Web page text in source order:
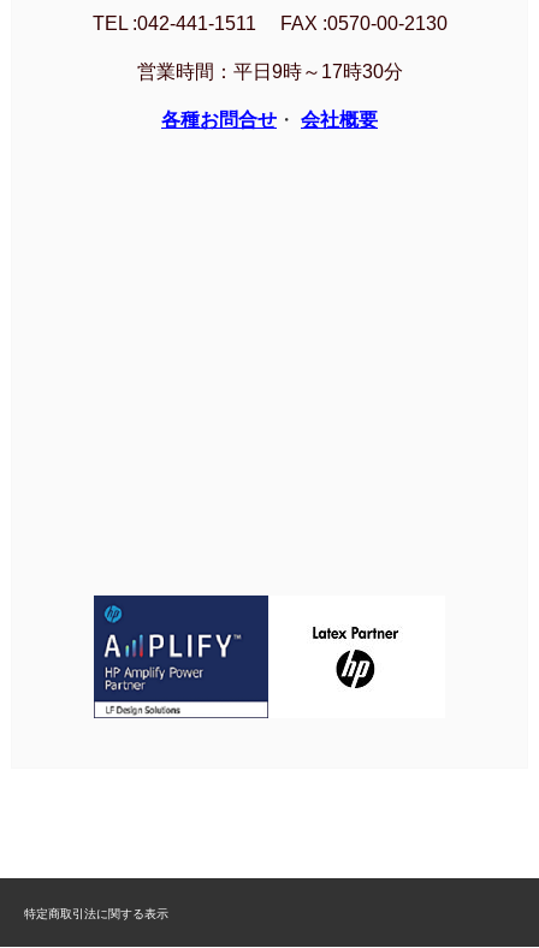
TEL :042-441-1511 FAX :0570-00-2130
営業時間：平日9時～17時30分
各種お問合せ ・ 会社概要
特定商取引法に関する表示